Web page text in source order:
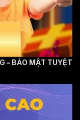
– BẢO MẬT TUYỆT